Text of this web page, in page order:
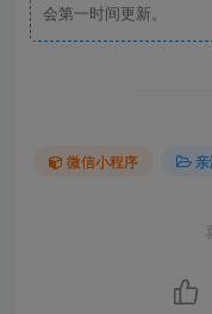
会第一时间更新。
微信小程序